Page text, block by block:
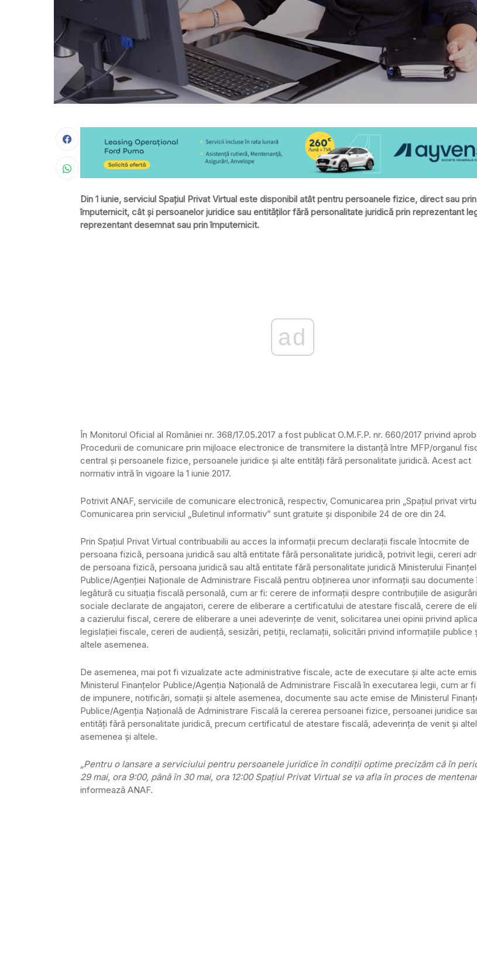
Din 1 iunie, serviciul Spaţiul Privat Virtual este disponibil atât pentru persoanele fizice, direct sau prin
împuternicit, cât şi persoanelor juridice sau entităţilor fără personalitate juridică prin reprezentant
reprezentant desemnat sau prin împuternicit.
ad
În Monitorul Oficial al României nr. 368/17.05.2017 a fost publicat O.M.F.P. nr. 660/2017 privind
Procedurii de comunicare prin mijloace electronice de transmitere la distanţă între MFP/organul
central şi persoanele fizice, persoanele juridice şi alte entităţi fără personalitate juridică. Acest act
normativ intră în vigoare la 1 iunie 2017.
Potrivit ANAF, serviciile de comunicare electronică, respectiv, Comunicarea prin „Spaţiul privat
Comunicarea prin serviciul „Buletinul informativ” sunt gratuite şi disponibile 24 de ore din 24.
Prin Spaţiul Privat Virtual contribuabilii au acces la informaţii precum declaraţii fiscale întocmite de
persoana fizică, persoana juridică sau altă entitate fără personalitate juridică, potrivit legii, cereri
de persoana fizică, persoana juridică sau altă entitate fără personalitate juridică Ministerului
Publice/Agenţiei Naţionale de Administrare Fiscală pentru obţinerea unor informaţii sau documente
legătură cu situaţia fiscală personală, cum ar fi: cerere de informaţii despre contribuţiile de asigurări
sociale declarate de angajatori, cerere de eliberare a certificatului de atestare fiscală, cerere de
a cazierului fiscal, cerere de eliberare a unei adeverinţe de venit, solicitarea unei opinii privind
legislaţiei fiscale, cereri de audienţă, sesizări, petiţii, reclamaţii, solicitări privind informaţiile publice
altele asemenea.
De asemenea, mai pot fi vizualizate acte administrative fiscale, acte de executare şi alte acte
Ministerul Finanţelor Publice/Agenţia Naţională de Administrare Fiscală în executarea legii, cum ar
de impunere, notificări, somaţii şi altele asemenea, documente sau acte emise de Ministerul
Publice/Agenţia Naţională de Administrare Fiscală la cererea persoanei fizice, persoanei juridice
entităţi fără personalitate juridică, precum certificatul de atestare fiscală, adeverinţa de venit şi
asemenea şi altele.
„Pentru o lansare a serviciului pentru persoanele juridice în condiţii optime precizăm că în
29 mai, ora 9:00, până în 30 mai, ora 12:00 Spaţiul Privat Virtual se va afla în proces de
informează ANAF.